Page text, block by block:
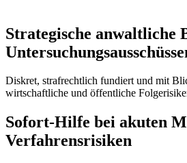
Strategische anwaltliche
Diskret, strafrechtlich fundiert und mit
wirtschaftliche und öffentliche
Sofort-Hilfe bei akuten
Verfahrensrisiken